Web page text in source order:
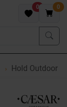
0 0
Hold Outdoor